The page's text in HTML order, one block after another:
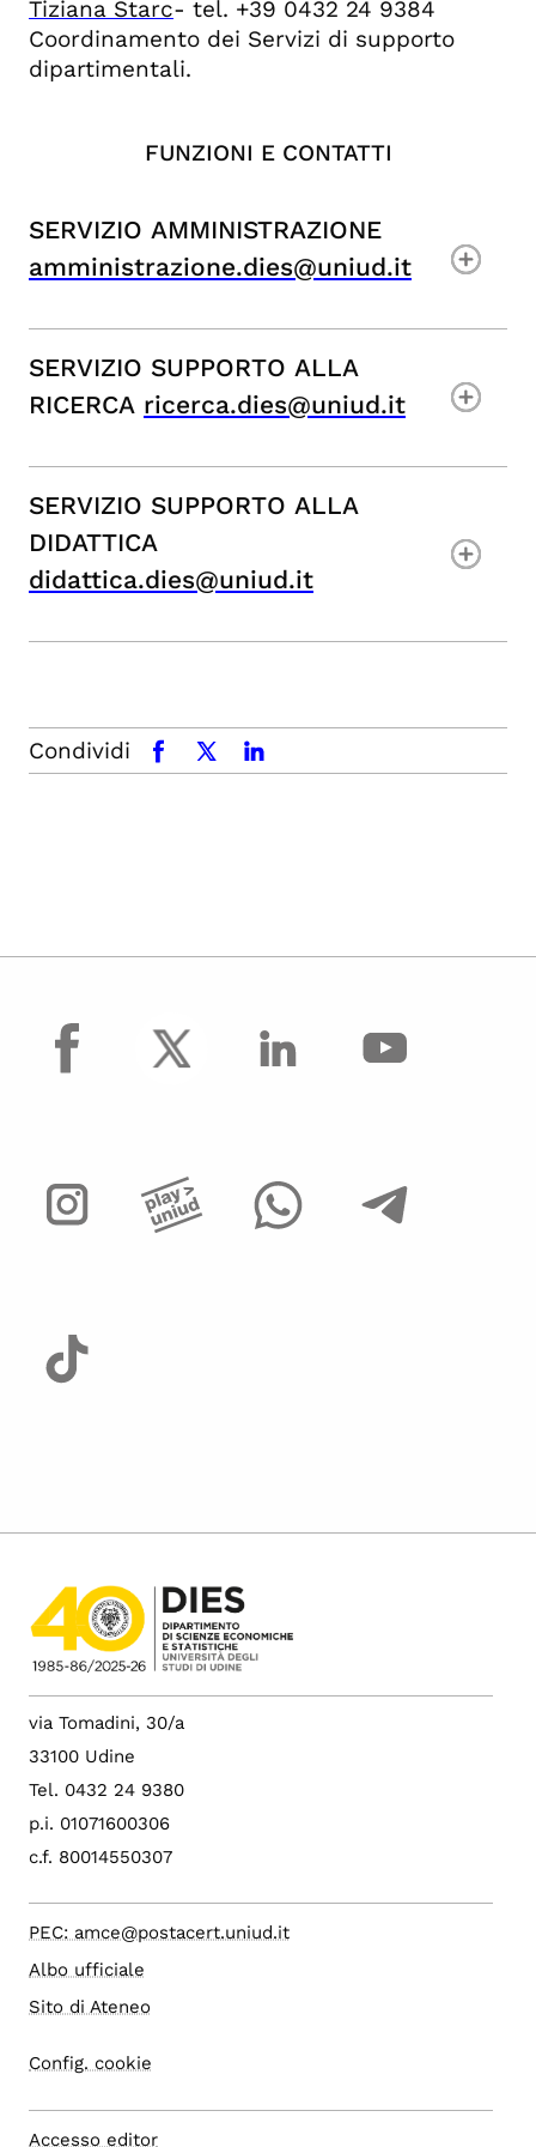
Tiziana Starc- tel. +39 0432 24 9384
Coordinamento dei Servizi di supporto
dipartimentali.
FUNZIONI E CONTATTI
SERVIZIO AMMINISTRAZIONE
amministrazione.dies@uniud.it
SERVIZIO SUPPORTO ALLA
RICERCA ricerca.dies@uniud.it
SERVIZIO SUPPORTO ALLA
DIDATTICA
didattica.dies@uniud.it
Condividi facebookx.comlinkedin
facebook
via Tomadini, 30/a
33100 Udine
Tel. 0432 24 9380
p.i. 01071600306
c.f. 80014550307
PEC: amce@postacert.uniud.it
Albo ufficiale
Sito di Ateneo
Config. cookie
Accesso editor